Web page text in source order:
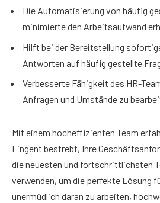
Die Automatisierung von häufig
minimierte den Arbeitsaufwand
Hilft bei der Bereitstellung
Antworten auf häufig gestellte
Verbesserte Fähigkeit des HR-
Anfragen und Umstände zu
Mit einem hocheffizienten Team
Fingent bestrebt, Ihre
die neuesten und fortschrittlichsten
verwenden, um die perfekte Lösung
unermüdlich daran zu arbeiten,